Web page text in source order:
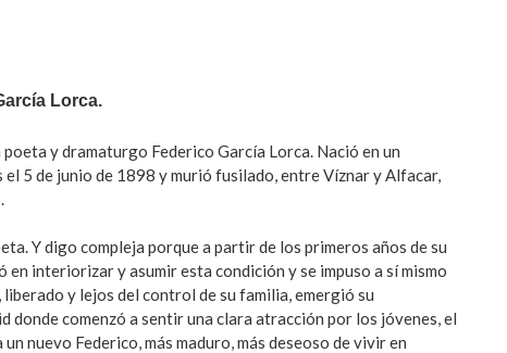
Lorca.
y dramaturgo Federico García Lorca. Nació en un
5 de junio de 1898 y murió fusilado, entre Víznar y Alfacar,
Y digo compleja porque a partir de los primeros años de su
interiorizar y asumir esta condición y se impuso a sí mismo
y lejos del control de su familia, emergió su
donde comenzó a sentir una clara atracción por los jóvenes, el
nuevo Federico, más maduro, más deseoso de vivir en